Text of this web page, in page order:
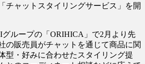
チャットスタイリングサービス」を開
ループの「ORIHICA」で2月より先
の販売員がチャットを通じて商品に関
型・好みに合わせたスタイリング提